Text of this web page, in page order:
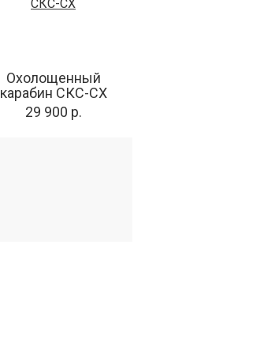
Охолощенный
карабин СКС-СХ
29 900 р.